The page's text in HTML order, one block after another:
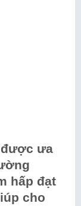
ưa
hấp đạt
cho